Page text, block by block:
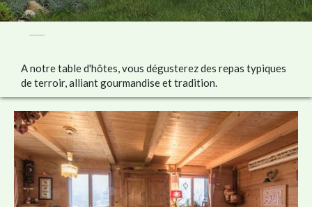
A notre table d'hôtes, vous dégusterez des repas typiques
de terroir, alliant gourmandise et tradition.